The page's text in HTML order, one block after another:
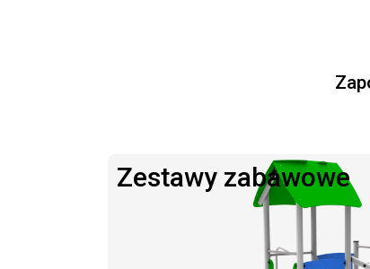
Zestawy zabawowe